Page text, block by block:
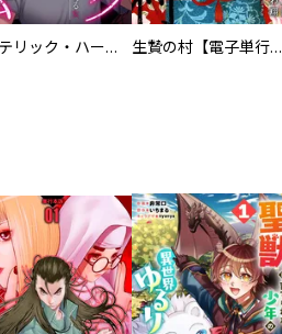
ヒステリック・ハーレム～搾られる男と堕ちる女～【電子単行本版】 生贄の村【電子単行本版】